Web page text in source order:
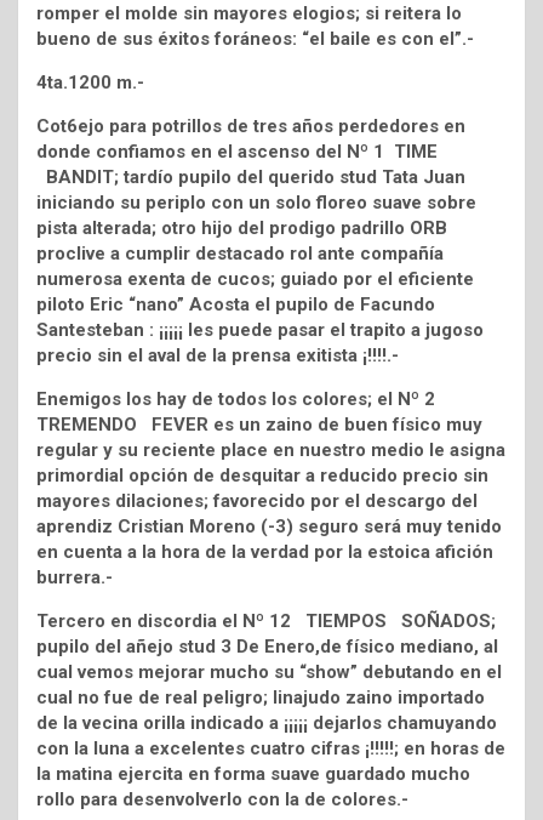
romper el molde sin mayores elogios; si reitera lo
bueno de sus éxitos foráneos: “el baile es con el”.-
4ta.1200 m.-
Cot6ejo para potrillos de tres años perdedores en
donde confiamos en el ascenso del Nº 1 TIME
BANDIT; tardío pupilo del querido stud Tata Juan
iniciando su periplo con un solo floreo suave sobre
pista alterada; otro hijo del prodigo padrillo ORB
proclive a cumplir destacado rol ante compañía
numerosa exenta de cucos; guiado por el eficiente
piloto Eric “nano” Acosta el pupilo de Facundo
Santesteban : ¡¡¡¡¡ les puede pasar el trapito a jugoso
precio sin el aval de la prensa exitista ¡!!!!.-
Enemigos los hay de todos los colores; el Nº 2
TREMENDO FEVER es un zaino de buen físico muy
regular y su reciente place en nuestro medio le asigna
primordial opción de desquitar a reducido precio sin
mayores dilaciones; favorecido por el descargo del
aprendiz Cristian Moreno (-3) seguro será muy tenido
en cuenta a la hora de la verdad por la estoica afición
burrera.-
Tercero en discordia el Nº 12 TIEMPOS SOÑADOS;
pupilo del añejo stud 3 De Enero,de físico mediano, al
cual vemos mejorar mucho su “show” debutando en el
cual no fue de real peligro; linajudo zaino importado
de la vecina orilla indicado a ¡¡¡¡¡ dejarlos chamuyando
con la luna a excelentes cuatro cifras ¡!!!!!; en horas de
la matina ejercita en forma suave guardado mucho
rollo para desenvolverlo con la de colores.-